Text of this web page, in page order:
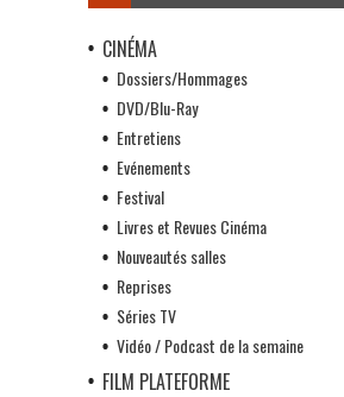
CINÉMA
Dossiers/Hommages
DVD/Blu-Ray
Entretiens
Evénements
Festival
Livres et Revues Cinéma
Nouveautés salles
Reprises
Séries TV
Vidéo / Podcast de la semaine
FILM PLATEFORME